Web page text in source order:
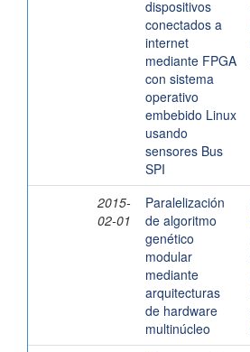
dispositivos
conectados a
internet
mediante FPGA
con sistema
operativo
embebido Linux
usando
sensores Bus
SPI
2015-
02-01
Paralelización
de algoritmo
genético
modular
mediante
arquitecturas
de hardware
multinúcleo